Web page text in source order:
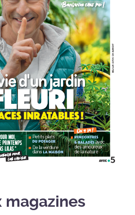
magazines